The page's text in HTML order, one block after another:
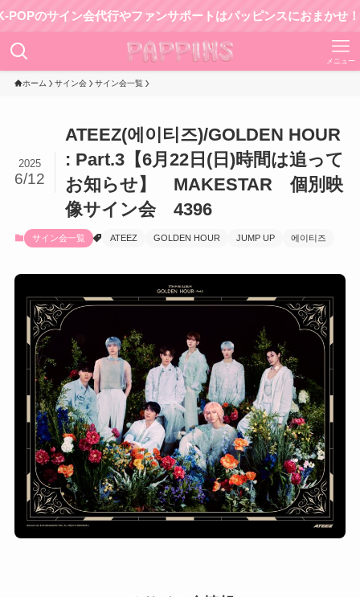
イン会代行やファンサポートはパッピンスにおまかせ！
メニュー
ホーム サイン会 サイン会一覧
ATEEZ(에이티즈)/GOLDEN HOUR
: Part.3【6月22日(日)時間は追って
お知らせ】 MAKESTAR 個別映
像サイン会 4396
2025
6/12
サイン会一覧 ATEEZ GOLDEN HOUR JUMP UP 에이티즈